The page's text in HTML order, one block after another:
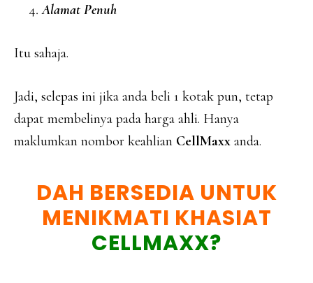
Alamat Penuh
Itu sahaja.
Jadi, selepas ini jika anda beli 1 kotak pun, tetap
dapat membelinya pada harga ahli. Hanya
maklumkan nombor keahlian CellMaxx anda.
DAH BERSEDIA UNTUK
MENIKMATI KHASIAT
CELLMAXX?